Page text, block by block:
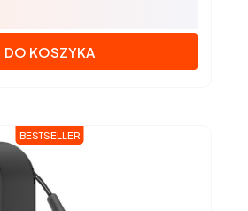
DO KOSZYKA
BESTSELLER